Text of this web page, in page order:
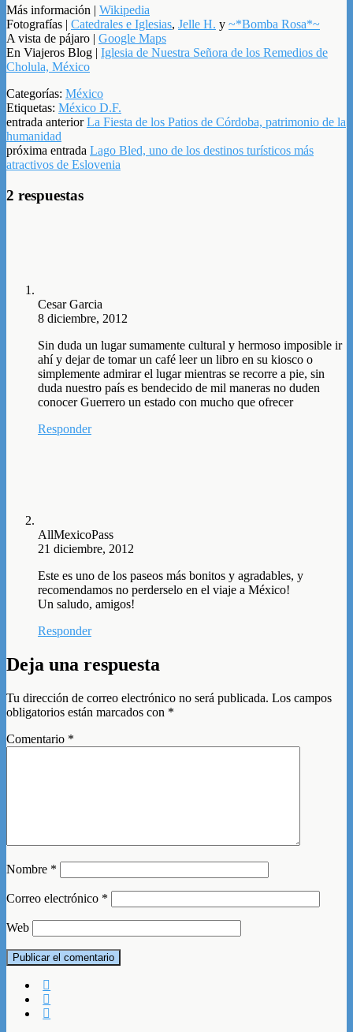
Más información | Wikipedia
Fotografías | Catedrales e Iglesias, Jelle H. y ~*Bomba Rosa*~
A vista de pájaro | Google Maps
En Viajeros Blog | Iglesia de Nuestra Señora de los Remedios de
Cholula, México
Categorías: México
Etiquetas: México D.F.
entrada anteriorLa Fiesta de los Patios de Córdoba, patrimonio de la
humanidad
próxima entrada Lago Bled, uno de los destinos turísticos más
atractivos de Eslovenia
2 respuestas
Cesar Garcia
8 diciembre, 2012
Sin duda un lugar sumamente cultural y hermoso imposible ir
ahí y dejar de tomar un café leer un libro en su kiosco o
simplemente admirar el lugar mientras se recorre a pie, sin
duda nuestro país es bendecido de mil maneras no duden
conocer Guerrero un estado con mucho que ofrecer
Responder
AllMexicoPass
21 diciembre, 2012
Este es uno de los paseos más bonitos y agradables, y
recomendamos no perderselo en el viaje a México!
Un saludo, amigos!
Responder
Deja una respuesta
Tu dirección de correo electrónico no será publicada. Los campos
obligatorios están marcados con *
Comentario *
Nombre *
Correo electrónico *
Web